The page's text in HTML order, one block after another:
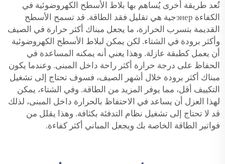
تُعد طريقة أخرى يُساهم بها بلاط الأسطح الكهروضوئية في
الكفاءة энерجية هي تقليل فقد الطاقة. قد تسمح الأسطح
القديمة بتسرب الحرارة، ما يجعل مبناك أكثر حرارة في الصيف
وأكثر برودة في الشتاء. لكن يمكن لبلاط الأسطح الكهروضوئية
أن يعمل كطبقة عازلة. وهذا يعني أنه يمكنه المساعدة في
الحفاظ على درجة حرارة أكثر راحة داخل المبنى. وعندما يكون
مبناك أكثر برودة خلال أشهر الصيف، فسوف تحتاج إلى تشغيل
التكييف أقل، مما يوفر المزيد من الطاقة. وفي الشتاء، يمكن
لهذا العزل أن يساعد في الاحتفاظ بالحرارة داخل المبنى، لذلك
قد لا تحتاج إلى تشغيل نظام التدفئة بكثافة. وهذا يقلل من
فواتير الطاقة الخاصة بك ويجعل المباني أكثر كفاءة.